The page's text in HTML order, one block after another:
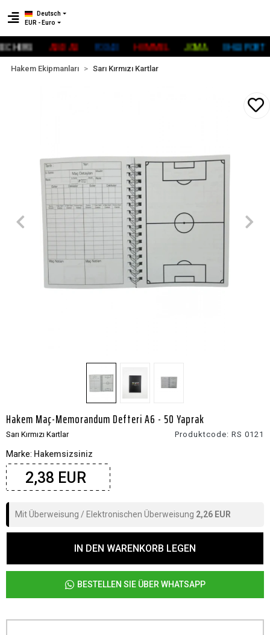
ADİDAS FOX40 HUMMEL JOMA UHLSPORT
Deutsch
EUR - Euro
Hakem Ekipmanları Sarı Kırmızı Kartlar
Hakem Maç-Memorandum Defteri A6 - 50 Yaprak
Sarı Kırmızı Kartlar Produktcode: RS 0121
Marke: Hakemsizsiniz
2,38 EUR
Mit Überweisung / Elektronischen Überweisung 2,26 EUR
IN DEN WARENKORB LEGEN
BESTELLEN SIE ÜBER WHATSAPP